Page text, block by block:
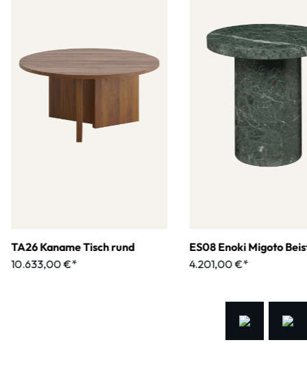
TA26 Kaname Tisch rund
10.633,00 €*
ES08 Enoki Migoto
4.201,00 €*